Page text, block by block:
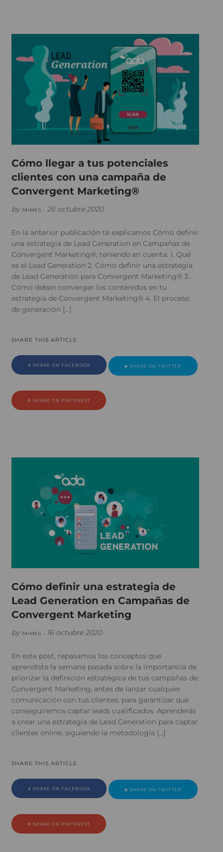
Cómo llegar a tus potenciales
clientes con una campaña de
Convergent Marketing®
by JAIMEG • 26 octubre 2020
En la anterior publicación te explicamos Cómo definir
una estrategia de Lead Generation en Campañas de
Convergent Marketing®, teniendo en cuenta: 1. Qué
es el Lead Generation 2. Cómo definir una estrategia
de Lead Generation para Convergent Marketing® 3.
Cómo deben converger los contenidos en tu
estrategia de Convergent Marketing® 4. El proceso
de generación […]
SHARE THIS ARTICLE
SHARE ON FACEBOOK SHARE ON TWITTER
SHARE ON PINTEREST
Cómo definir una estrategia de
Lead Generation en Campañas de
Convergent Marketing
by JAIMEG • 16 octubre 2020
En este post, repasamos los conceptos que
aprendiste la semana pasada sobre la importancia de
priorizar la definición estratégica de tus campañas de
Convergent Marketing, antes de lanzar cualquier
comunicación con tus clientes, para garantizar que
conseguiremos captar leads cualificados. Aprenderás
a crear una estrategia de Lead Generation para captar
clientes online, siguiendo la metodología […]
SHARE THIS ARTICLE
SHARE ON FACEBOOK SHARE ON TWITTER
SHARE ON PINTEREST